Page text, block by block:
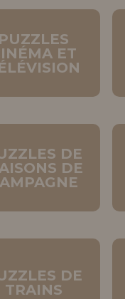
PUZZLES
ET
DE
DE
DE
TRAINS